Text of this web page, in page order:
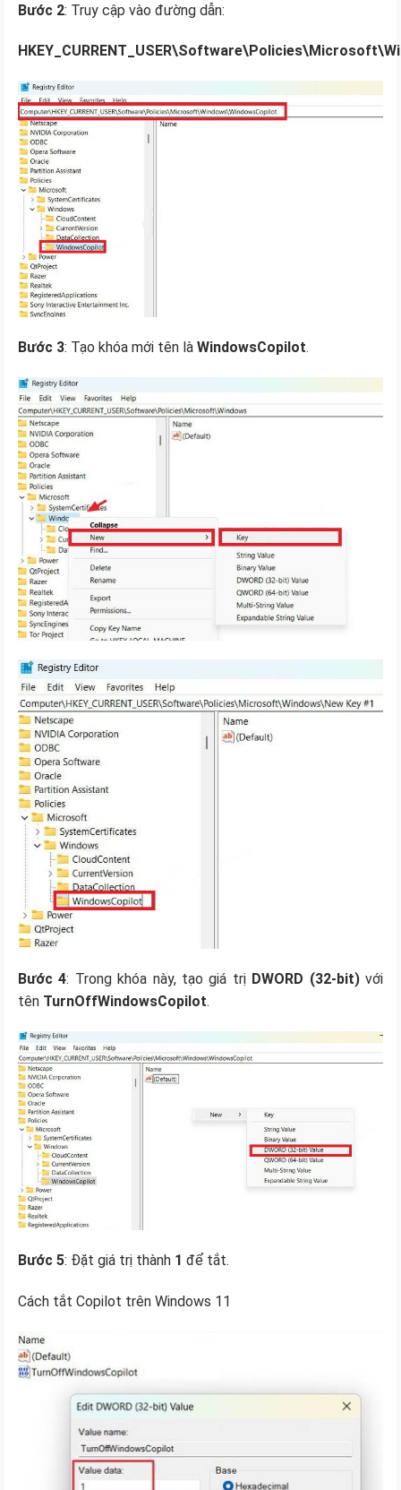
Bước 2: Truy cập vào đường dẫn:
Bước 3: Tạo khóa mới tên là WindowsCopilot.
Bước 4: Trong khóa này, tạo giá trị DWORD (32-bit)với
tên TurnOffWindowsCopilot.
Bước 5: Đặt giá trị thành 1 để tắt.
Cách tắt Copilot trên Windows 11